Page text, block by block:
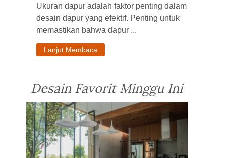
Ukuran dapur adalah faktor penting dalam
desain dapur yang efektif. Penting untuk
memastikan bahwa dapur ...
Lanjut Membaca
Desain Favorit Minggu Ini